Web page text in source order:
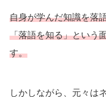
自身が学んだ知識を落
「落語を知る」という
す。
しかしながら、元々は